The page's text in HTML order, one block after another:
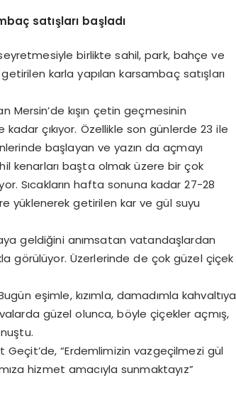
satışları başladı
birlikte sahil, park, bahçe ve
karla yapılan karsambaç satışları
Mersin’de kışın çetin geçmesinin
çıkıyor. Özellikle son günlerde 23 ile
başlayan ve yazın da açmayı
kenarları başta olmak üzere bir çok
Sıcakların hafta sonuna kadar 27-28
yüklenerek getirilen kar ve gül suyu
geldiğini anımsatan vatandaşlardan
görülüyor. Üzerlerinde de çok güzel çiçek
eşimle, kızımla, damadımla kahvaltıya
güzel olunca, böyle çiçekler açmış,
“Erdemlimizin vazgeçilmezi gül
hizmet amacıyla sunmaktayız”